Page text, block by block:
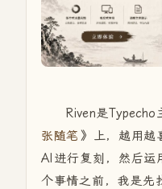
Riven是Typecho
张随笔 》上，越用越
AI进行复刻，然后运
个事情之前，我是先